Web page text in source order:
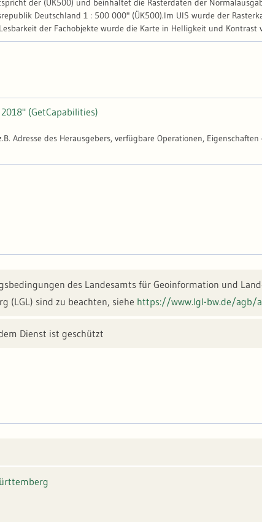
1 : 500 000" (ÜK500).Im UIS wurde der Rasterkartenausschnitt auf das Land
der Fachobjekte wurde die Karte in Helligkeit und Kontrast
(GetCapabilities)
Adresse des Herausgebers, verfügbare Operationen,
des Landesamts für Geoinformation und
(LGL) sind zu beachten, siehe https://www.lgl-bw.de/agb/
Dienst ist geschützt